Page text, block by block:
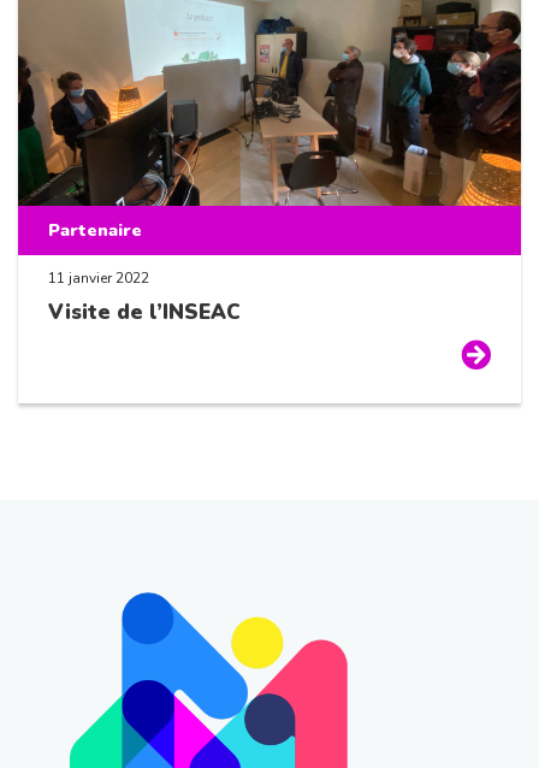
Partenaire
11 janvier 2022
Visite de l’INSEAC